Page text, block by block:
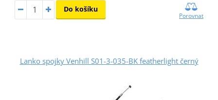
Do košíku
Porovnat
Lanko spojky Venhill S01-3-035-BK featherlight černý